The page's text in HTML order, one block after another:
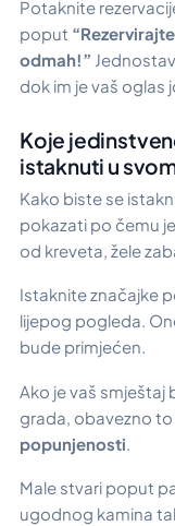
Potaknite
poput
odmah!”
dok im je vaš oglas
Koje
istaknuti u
Kako biste se
pokazati po čemu
od kreveta, žele
Istaknite značajke
lijepog pogleda.
bude primjećen.
Ako je vaš smještaj
grada, obavezno
popunjenosti
Male stvari poput
ugodnog kamina